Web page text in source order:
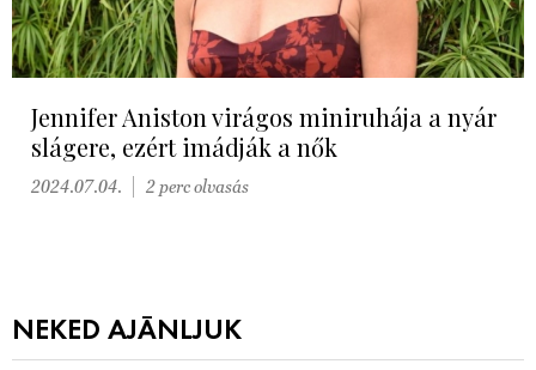
Jennifer Aniston virágos miniruhája a nyár
slágere, ezért imádják a nők
2024.07.04. 2 perc olvasás
NEKED AJÁNLJUK